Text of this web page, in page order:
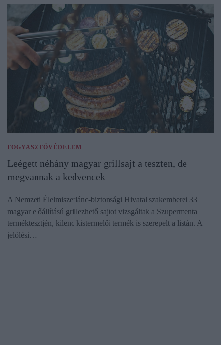
FOGYASZTÓVÉDELEM
Leégett néhány magyar grillsajt a teszten, de
megvannak a kedvencek
A Nemzeti Élelmiszerlánc-biztonsági Hivatal szakemberei 33
magyar előállítású grillezhető sajtot vizsgáltak a Szupermenta
terméktesztjén, kilenc kistermelői termék is szerepelt a listán. A
jelölési…